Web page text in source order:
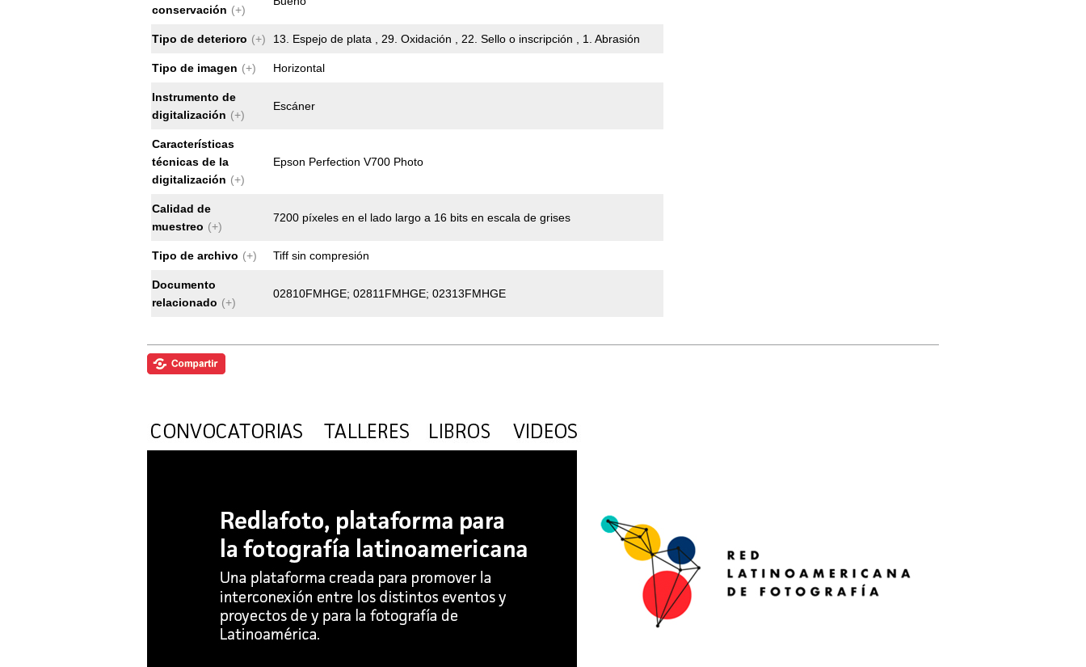
conservación (+)
Tipo de deterioro (+) 13. Espejo de plata , 29. Oxidación , 22. Sello o inscripción , 1. Abrasión
Tipo de imagen (+) Horizontal
Instrumento de
digitalización (+)
Escáner
Características
técnicas de la
digitalización (+)
Epson Perfection V700 Photo
Calidad de
muestreo (+)
7200 píxeles en el lado largo a 16 bits en escala de grises
Tipo de archivo (+) Tiff sin compresión
Documento
relacionado (+)
02810FMHGE; 02811FMHGE; 02313FMHGE